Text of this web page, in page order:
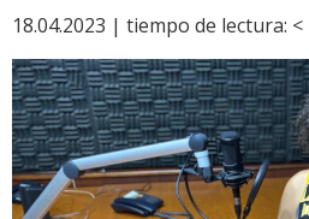
18.04.2023 | tiempo de lectura: <